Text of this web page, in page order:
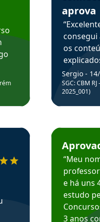
Concursos em
aprova
consegui
os
Sergio -
SGC: CBM
2025_001)
Estudante
“Meu
e há uns
estudo
3 anos